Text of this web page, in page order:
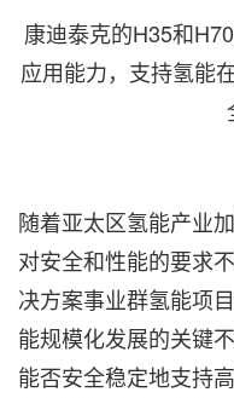
康迪泰克的H35和
应用能力，支持氢能
随着亚太区氢能产业
对安全和性能的要求
决方案事业群氢能项
能规模化发展的关键
能否安全稳定地支持